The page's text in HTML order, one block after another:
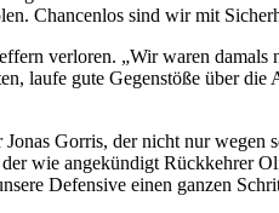
Chancenlos sind wir mit
verloren. „Wir waren
laufe gute Gegenstöße über
Gorris, der nicht nur
wie angekündigt Rückkehrer
Defensive einen ganzen